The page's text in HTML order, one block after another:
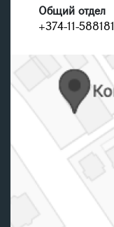
Общий отдел
+374-11-588181